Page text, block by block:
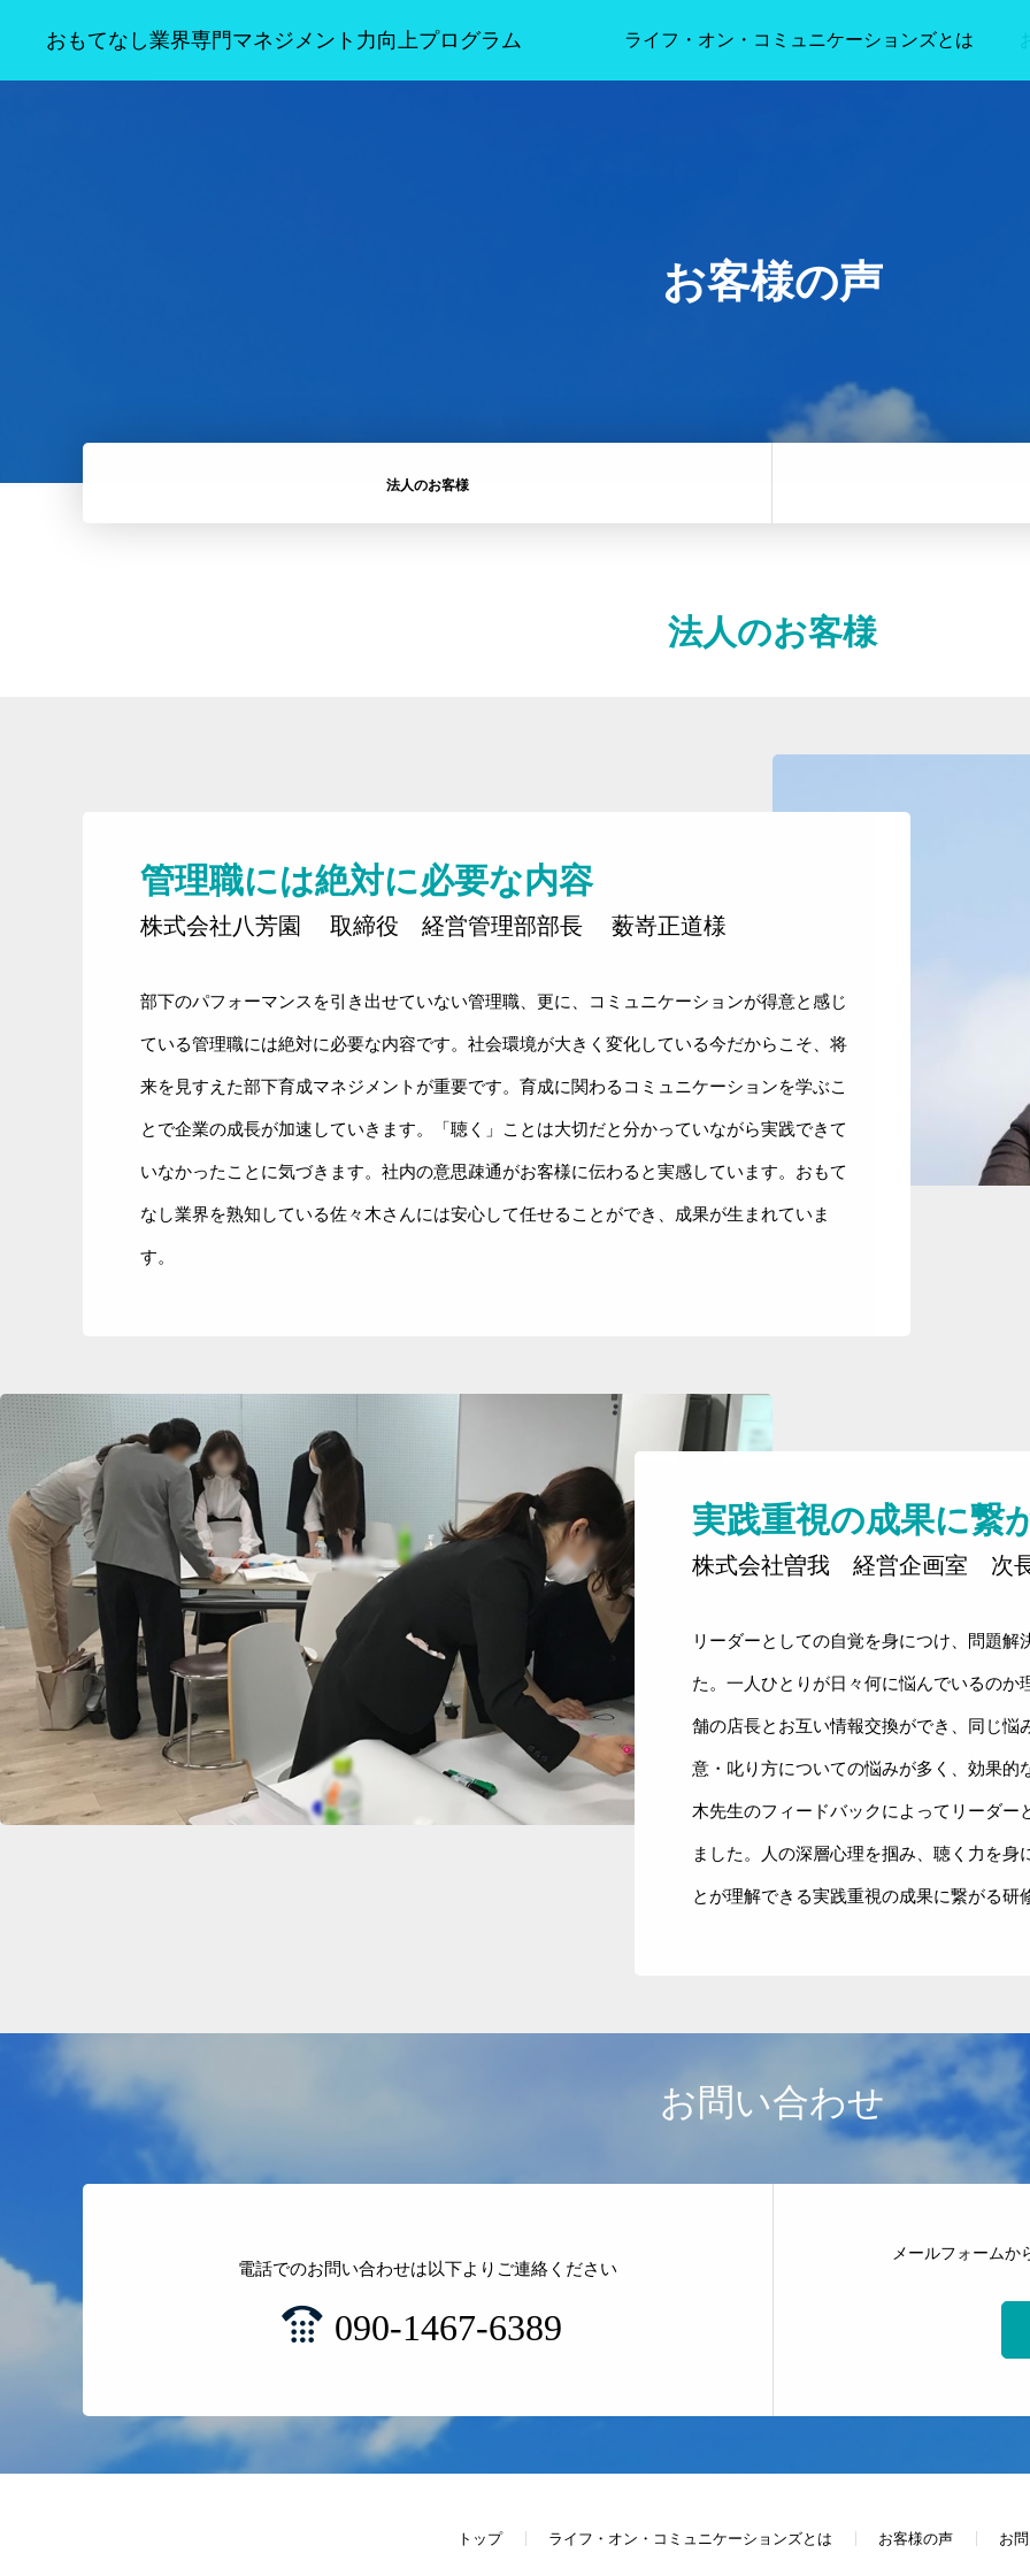
おもてなし業界専門マネジメント力向上プログラム ライフ・オン・コミュニケーションズとは
お客様の声
法人のお客様
法人のお客様
管理職には絶対に必要な内容
株式会社八芳園 取締役 経営管理部部長 薮嵜正道様
部下のパフォーマンスを引き出せていない管理職、更に、コミュニケーションが得意と感じ
ている管理職には絶対に必要な内容です。社会環境が大きく変化している今だからこそ、将
来を見すえた部下育成マネジメントが重要です。育成に関わるコミュニケーションを学ぶこ
とで企業の成長が加速していきます。「聴く」ことは大切だと分かっていながら実践できて
いなかったことに気づきます。社内の意思疎通がお客様に伝わると実感しています。おもて
なし業界を熟知している佐々木さんには安心して任せることができ、成果が生まれていま
す。
実践重視の成果に繋
株式会社曽我 経営企画室 次
リーダーとしての自覚を身につけ、問題
た。一人ひとりが日々何に悩んでいるの
舗の店長とお互い情報交換ができ、同じ
意・叱り方についての悩みが多く、効果
木先生のフィードバックによってリーダ
ました。人の深層心理を掴み、聴く力を
とが理解できる実践重視の成果に繋がる研
お問い合わせ
電話でのお問い合わせは以下よりご連絡ください
090-1467-6389
メールフォームか
トップ ライフ・オン・コミュニケーションズとは お客様の声 お
ライフ・オン・コミュニケーションズとは